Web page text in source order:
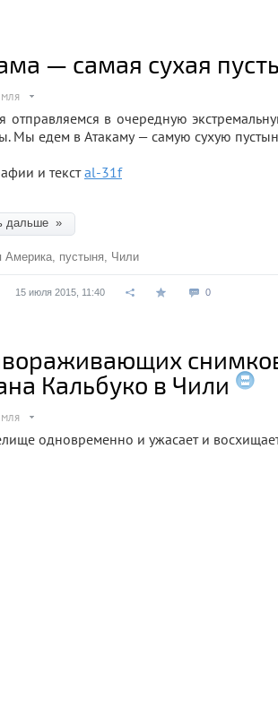
— самая сухая
отправляемся в очередную
Мы едем в Атакаму — самую сухую
и текстal-31f
дальше »
Америка, пустыня, Чили
15 июля 2015, 11:40 0
Кальбуко в Чили
одновременно и ужасает и